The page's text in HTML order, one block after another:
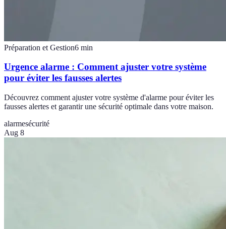
Préparation et Gestion6 min
Urgence alarme : Comment ajuster votre système
pour éviter les fausses alertes
Découvrez comment ajuster votre système d'alarme pour éviter les
fausses alertes et garantir une sécurité optimale dans votre maison.
alarmesécurité
Aug 8